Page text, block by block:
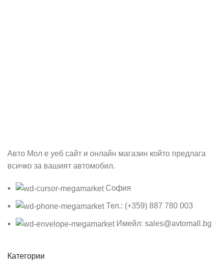
Авто Мол е уеб сайт и онлайн магазин който предлага
всичко за вашият автомобил.
София
Тел.: (+359) 887 780 003
Имейл: sales@avtomall.bg
Категории